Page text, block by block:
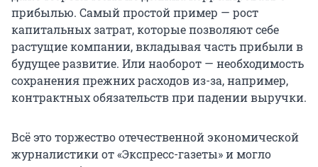
прибылью. Самый простой пример — рост
капитальных затрат, которые позволяют себе
растущие компании, вкладывая часть прибыли в
будущее развитие. Или наоборот — необходимость
сохранения прежних расходов из-за, например,
контрактных обязательств при падении выручки.
Всё это торжество отечественной экономической
журналистики от «Экспресс-газеты» и могло